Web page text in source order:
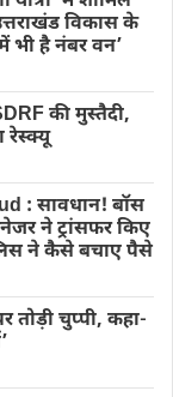
विकास के
है नंबर वन’
की मुस्तैदी,
रेस्क्यू
: सावधान! बॉस
ने ट्रांसफर किए
ने कैसे बचाए पैसे
तोड़ी चुप्पी, कहा-